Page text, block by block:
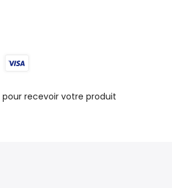
pour recevoir votre produit